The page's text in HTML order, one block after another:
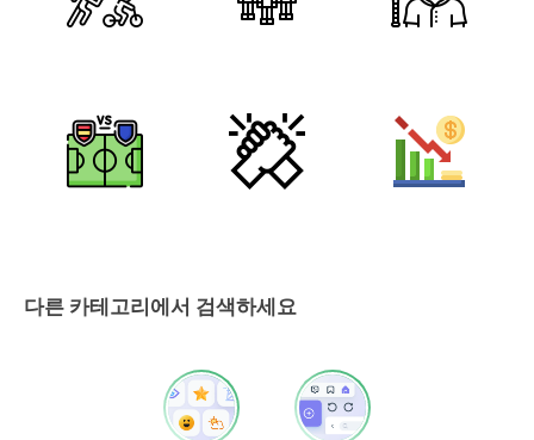
다른 카테고리에서 검색하세요